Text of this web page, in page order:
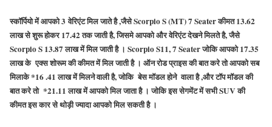
स्कॉर्पियो में आपको3 वेरिएंट मिल जाते है ,जैसेScorpio S (MT) 7 Seaterकीमत13.62
लाख से शुरू होकर17.42तक जाती है, जिसमे आपको और वेरिएंट देखने मिलते है, जैसे
Scorpio S 13.87लाख में मिल जाती है । Scorpio S11, 7 Seaterजोकि आपको17.35
लाख के एक्स शोरूम की कीमत में मिल जाती है । ऑन रोड प्राइस की बात करे तो आपको सब
मिलाके*16 .41लाख में मिलने वाली है, जोकि बेस मॉडल होने वाला है ,और टॉप मॉडल की
बात करे तो *21.11लाख में आपको मिल जाता है । जोकि इस सेगमेंट में सभीSUVकी
कीमत इस कार से थोड़ी ज्यादा आपको मिल सकती है ।